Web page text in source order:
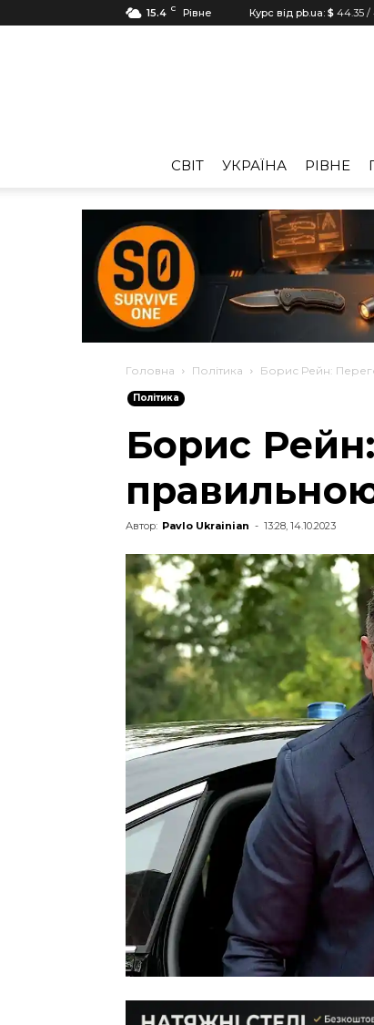
15.4 C Рівне Курс від pb.ua: $ 44.35 /
CВІТ УКРАЇНА РІВНЕ
Головна Політика Борис Рейн:
Політика
Борис
Автор: Pavlo Ukrainian - 13:28, 14.10.2023